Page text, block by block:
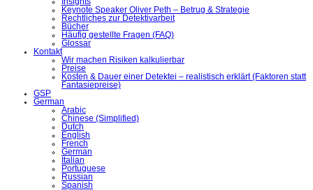
Keynote Speaker Oliver Peth – Betrug & Strategie
Rechtliches zur Detektivarbeit
Bücher
Häufig gestellte Fragen (FAQ)
Glossar
Kontakt
Wir machen Risiken kalkulierbar
Preise
Kosten & Dauer einer Detektei – realistisch erklärt (Faktoren statt
Fantasiepreise)
GSP
German
Arabic
Chinese (Simplified)
Dutch
English
French
German
Italian
Portuguese
Russian
Spanish